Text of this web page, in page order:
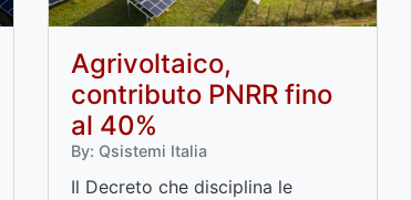
Agrivoltaico,
contributo PNRR fino
al 40%
By: Qsistemi Italia
Il Decreto che disciplina le